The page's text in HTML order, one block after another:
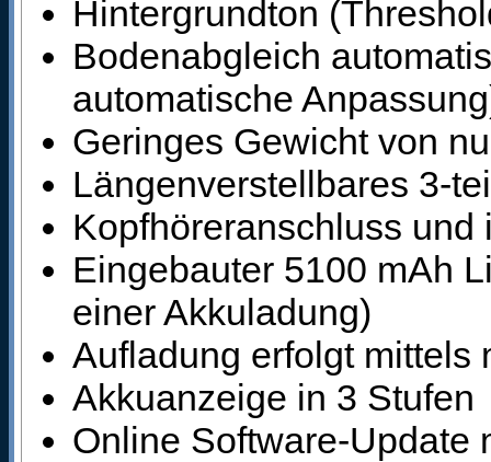
Hintergrundton
Bodenabgleich
automatische
Geringes Gewicht von
Längenverstellbares 3-
Kopfhöreranschluss
Eingebauter 5100 mAh
einer Akkuladung)
Aufladung erfolgt mittels
Akkuanzeige in 3 Stufen
Online Software-Update